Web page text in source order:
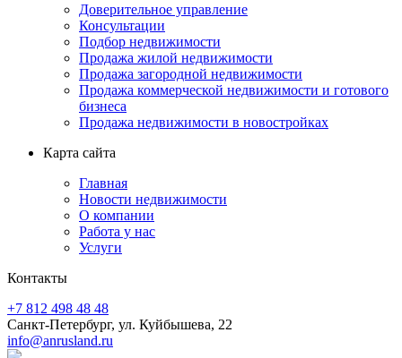
Доверительное управление
Консультации
Подбор недвижимости
Продажа жилой недвижимости
Продажа загородной недвижимости
Продажа коммерческой недвижимости и готового
бизнеса
Продажа недвижимости в новостройках
Карта сайта
Главная
Новости недвижимости
О компании
Работа у нас
Услуги
Контакты
+7 812 498 48 48
Санкт-Петербург, ул. Куйбышева, 22
info@anrusland.ru